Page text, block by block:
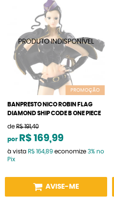
PROMOÇÃO
BANPRESTO NICO ROBIN FLAG
DIAMOND SHIP CODE B ONE PIECE
de R$ 191,40
por R$ 169,99
à vista R$ 164,89 economize 3% no
Pix
AVISE-ME